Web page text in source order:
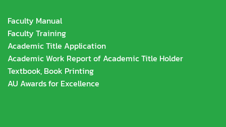
Faculty Manual
Faculty Training
Academic Title Application
Academic Work Report of Academic Title Holder
Textbook, Book Printing
AU Awards for Excellence